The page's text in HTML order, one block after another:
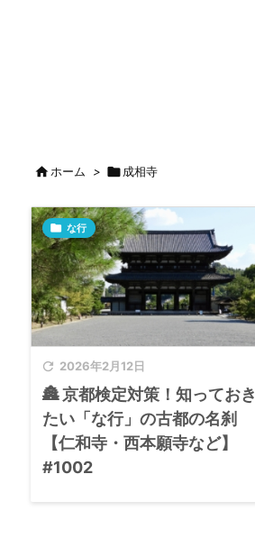
ホーム > 成相寺
 2026年2月12日
 な行
🏯 京都検定対策！知っておき
たい「な行」の古都の名刹
【仁和寺・西本願寺など】
#1002